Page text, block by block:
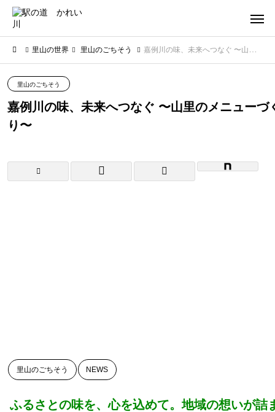
里山の世界 里山のごちそう 嘉例川の味、未来へつなぐ 〜山里のメニューづくり〜
里山のごちそう
嘉例川の味、未来へつなぐ 〜山里のメニューづ
り〜
里山のごちそう NEWS
ふるさとの味を、心を込めて。地域の想いが詰